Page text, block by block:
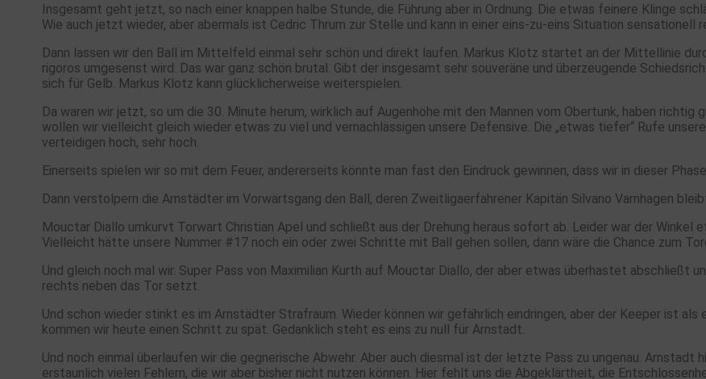
Insgesamt geht jetzt, so nach einer knappen halbe Stunde, die Führung aber in Ordnung. Die etwas feinere Klinge
Wie auch jetzt wieder, aber abermals ist Cedric Thrum zur Stelle und kann in einer eins-zu-eins Situation sensationell
Dann lassen wir den Ball im Mittelfeld einmal sehr schön und direkt laufen. Markus Klotz startet an der Mittellinie
rigoros umgesenst wird. Das war ganz schön brutal. Gibt der insgesamt sehr souveräne und überzeugende
sich für Gelb. Markus Klotz kann glücklicherweise weiterspielen.
Da waren wir jetzt, so um die 30. Minute herum, wirklich auf Augenhöhe mit den Mannen vom Obertunk, haben
wollen wir vielleicht gleich wieder etwas zu viel und vernachlässigen unsere Defensive. Die „etwas tiefer“ Rufe
verteidigen hoch, sehr hoch.
Einerseits spielen wir so mit dem Feuer, andererseits könnte man fast den Eindruck gewinnen, dass wir in dieser
Dann verstolpern die Arnstädter im Vorwärtsgang den Ball, deren Zweitligaerfahrener Kapitän Silvano Varnhagen
Mouctar Diallo umkurvt Torwart Christian Apel und schließt aus der Drehung heraus sofort ab. Leider war der Winkel
Vielleicht hätte unsere Nummer #17 noch ein oder zwei Schritte mit Ball gehen sollen, dann wäre die Chance zum
Und gleich noch mal wir. Super Pass von Maximilian Kurth auf Mouctar Diallo, der aber etwas überhastet abschließt
rechts neben das Tor setzt.
Und schon wieder stinkt es im Arnstädter Strafraum. Wieder können wir gefährlich eindringen, aber der Keeper ist
kommen wir heute einen Schritt zu spät. Gedanklich steht es eins zu null für Arnstadt.
Und noch einmal überlaufen wir die gegnerische Abwehr. Aber auch diesmal ist der letzte Pass zu ungenau.
erstaunlich vielen Fehlern, die wir aber bisher nicht nutzen können. Hier fehlt uns die Abgeklärtheit, die